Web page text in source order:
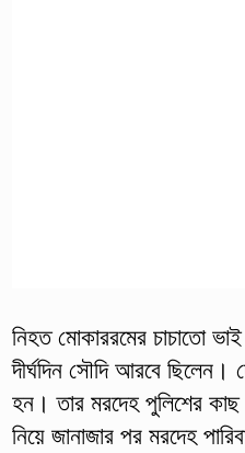
নিহত মোকাররমের চাচাতো
দীর্ঘদিন সৌদি আরবে ছিলেন।
হন। তার মরদেহ পুলিশের কাছ
নিয়ে জানাজার পর মরদেহ